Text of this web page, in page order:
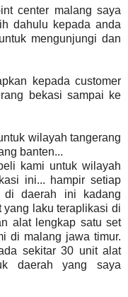
center malang saya
dahulu kepada anda
mengunjungi dan
kepada customer
bekasi sampai ke
wilayah tangerang
banten...
kami untuk wilayah
ini... hampir setiap
di daerah ini kadang
laku teraplikasi di
alat lengkap satu set
di malang jawa timur.
sekitar 30 unit alat
daerah yang saya